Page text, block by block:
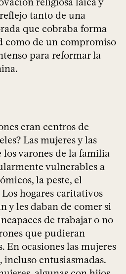
tanto de una
que cobraba forma
como de un compromiso
para reformar la
eran centros de
Las mujeres y las
varones de la familia
vulnerables a
la peste, el
hogares caritativos
y les daban de comer si
de trabajar o no
que pudieran
En ocasiones las mujeres
entusiasmadas.